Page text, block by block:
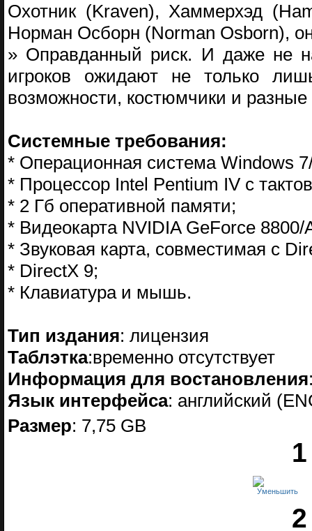
Охотник (Kraven), Хаммерхэд
Норман Осборн (Norman Osborn),
» Оправданный риск. И даже не
игроков ожидают не только
возможности, костюмчики и
Системные требования:
* Операционная система Windows
* Процессор Intel Pentium IV с
* 2 Гб оперативной памяти;
* Видеокарта NVIDIA GeForce 8800/
* Звуковая карта, совместимая с
* DirectX 9;
* Клавиатура и мышь.
Тип издания: лицензия
Таблэтка:временно отсутствует
Информация для востановления
Язык интерфейса: английский
Размер: 7,75 GB